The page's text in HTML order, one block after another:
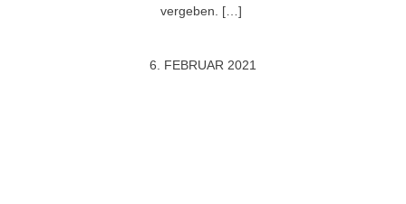
vergeben. […]
6. FEBRUAR 2021